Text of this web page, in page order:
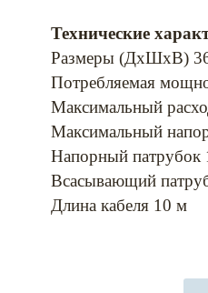
Технические
Размеры (ДхШхВ)
Потребляемая
Максимальный
Максимальный
Напорный патрубок
Всасывающий
Длина кабеля 10 м